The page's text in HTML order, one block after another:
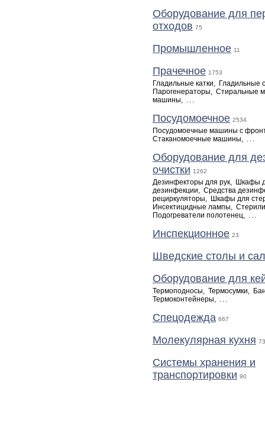
Оборудование для
отходов 75
Промышленное 11
Прачечное 1753
Гладильные катки, Гладильные
Парогенераторы, Стиральные
машины, ...
Посудомоечное 2534
Посудомоечные машины с
Стаканомоечные машины, ...
Оборудование для
очистки 1262
Дезинфекторы для рук, Шкафы
дезинфекции, Средства
рециркуляторы, Шкафы для
Инсектицидные лампы,
Подогреватели полотенец, ...
Инспекционное 23
Шведские столы и
Оборудование для
Термоподносы, Термосумки,
Термоконтейнеры, ...
Спецодежда 667
Молекулярная кухня 73
Системы хранения и
транспортировки 90